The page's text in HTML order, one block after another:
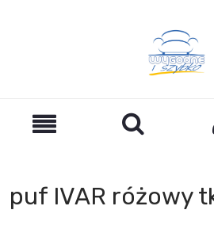
puf IVAR różowy